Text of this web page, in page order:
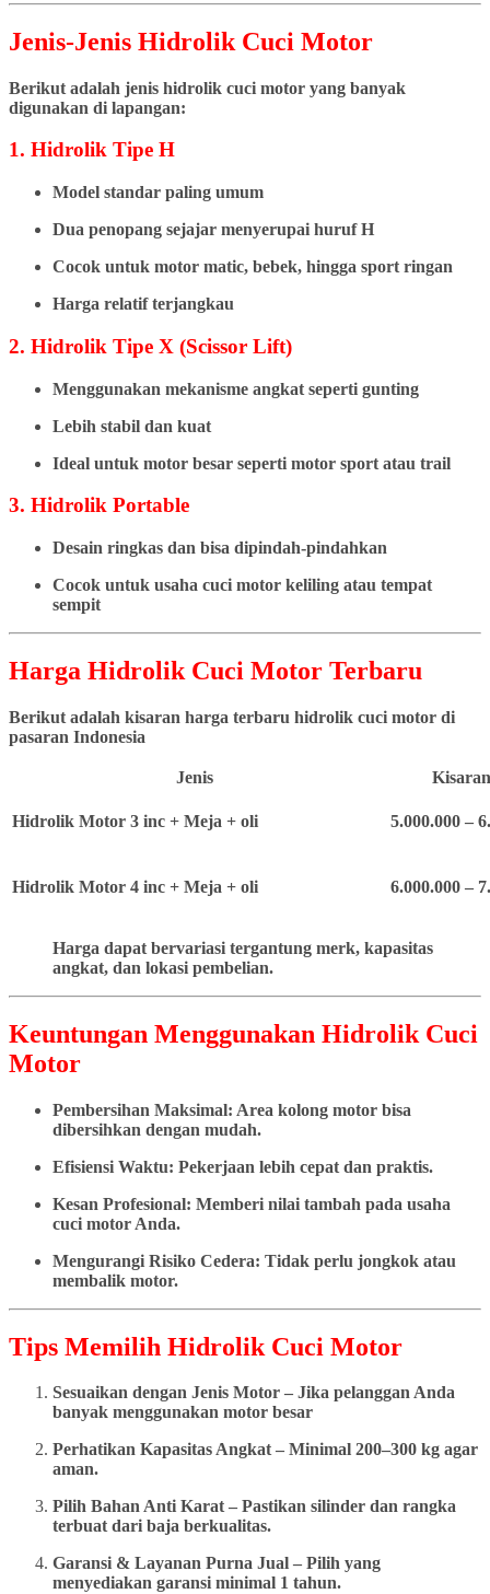
Jenis-Jenis Hidrolik Cuci Motor
Berikut adalah jenis hidrolik cuci motor yang banyak
digunakan di lapangan:
1. Hidrolik Tipe H
Model standar paling umum
Dua penopang sejajar menyerupai huruf H
Cocok untuk motor matic, bebek, hingga sport ringan
Harga relatif terjangkau
2. Hidrolik Tipe X (Scissor Lift)
Menggunakan mekanisme angkat seperti gunting
Lebih stabil dan kuat
Ideal untuk motor besar seperti motor sport atau trail
3. Hidrolik Portable
Desain ringkas dan bisa dipindah-pindahkan
Cocok untuk usaha cuci motor keliling atau tempat
sempit
Harga Hidrolik Cuci Motor Terbaru
Berikut adalah kisaran harga terbaru hidrolik cuci motor di
pasaran Indonesia
Jenis
Hidrolik Motor 3 inc + Meja + oli 5.000.000 –
Hidrolik Motor 4 inc + Meja + oli 6.000.000 –
Harga dapat bervariasi tergantung merk, kapasitas
angkat, dan lokasi pembelian.
Keuntungan Menggunakan Hidrolik Cuci
Motor
Pembersihan Maksimal: Area kolong motor bisa
dibersihkan dengan mudah.
Efisiensi Waktu: Pekerjaan lebih cepat dan praktis.
Kesan Profesional: Memberi nilai tambah pada usaha
cuci motor Anda.
Mengurangi Risiko Cedera: Tidak perlu jongkok atau
membalik motor.
Tips Memilih Hidrolik Cuci Motor
Sesuaikan dengan Jenis Motor – Jika pelanggan Anda
banyak menggunakan motor besar
Perhatikan Kapasitas Angkat – Minimal 200–300 kg agar
aman.
Pilih Bahan Anti Karat – Pastikan silinder dan rangka
terbuat dari baja berkualitas.
Garansi & Layanan Purna Jual – Pilih yang
menyediakan garansi minimal 1 tahun.